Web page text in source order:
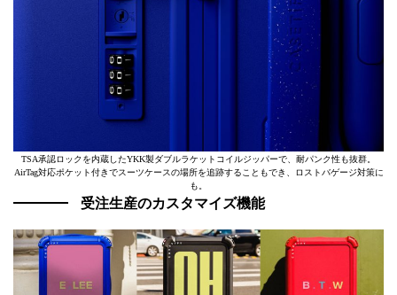
TSA承認ロックを内蔵したYKK製ダブルラケットコイルジッパーで、耐パンク性も抜群。
AirTag対応ポケット付きでスーツケースの場所を追跡することもでき、ロストバゲージ対策に
も。
受注生産のカスタマイズ機能